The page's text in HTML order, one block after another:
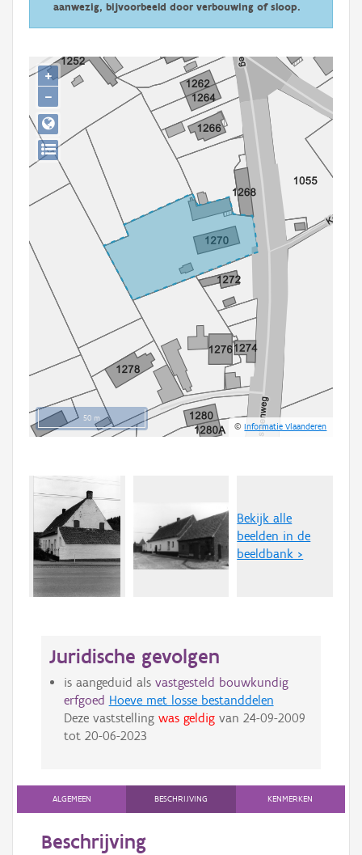
Hergebruikaanwezig, bijvoorbeeld door verbouwing of sloop.
50 m
©Informatie Vlaanderen
+
−
Bekijk alle
beelden in de
beeldbank >
Juridische gevolgen
is aangeduid als vastgesteld bouwkundig
erfgoed Hoeve met losse bestanddelen
Deze vaststelling was geldigvan 24-09-2009
tot 20-06-2023
ALGEMEEN BESCHRIJVING KENMERKEN
Beschrijving